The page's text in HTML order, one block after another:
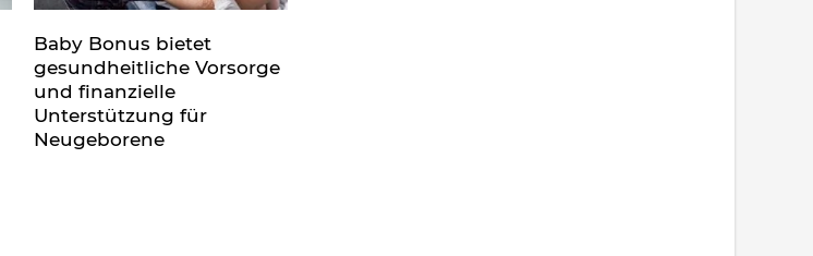
Baby Bonus bietet
gesundheitliche Vorsorge
und finanzielle
Unterstützung für
Neugeborene